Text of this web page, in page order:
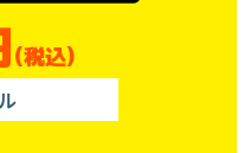
(税込)